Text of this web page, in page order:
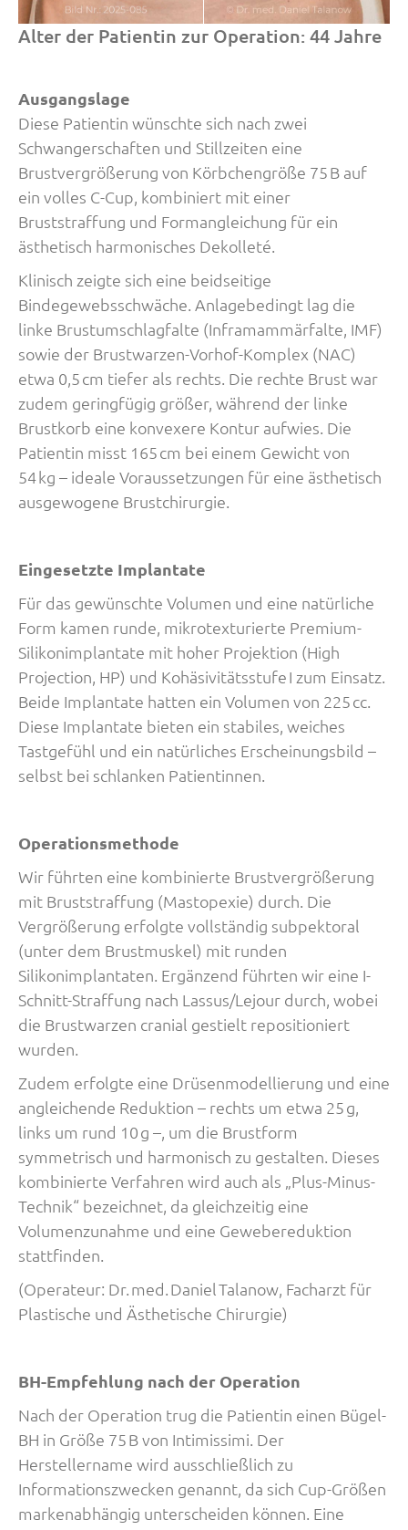
Alter der Patientin zur Operation: 44 Jahre
Ausgangslage
Diese Patientin wünschte sich nach zwei
Schwangerschaften und Stillzeiten eine
Brustvergrößerung von Körbchengröße 75 B auf
ein volles C-Cup, kombiniert mit einer
Bruststraffung und Formangleichung für ein
ästhetisch harmonisches Dekolleté.
Klinisch zeigte sich eine beidseitige
Bindegewebsschwäche. Anlagebedingt lag die
linke Brustumschlagfalte (Inframammärfalte, IMF)
sowie der Brustwarzen-Vorhof-Komplex (NAC)
etwa 0,5 cm tiefer als rechts. Die rechte Brust war
zudem geringfügig größer, während der linke
Brustkorb eine konvexere Kontur aufwies. Die
Patientin misst 165 cm bei einem Gewicht von
54 kg – ideale Voraussetzungen für eine ästhetisch
ausgewogene Brustchirurgie.
Eingesetzte Implantate
Für das gewünschte Volumen und eine natürliche
Form kamen runde, mikrotexturierte Premium-
Silikonimplantate mit hoher Projektion (High
Projection, HP) und Kohäsivitätsstufe I zum Einsatz.
Beide Implantate hatten ein Volumen von 225 cc.
Diese Implantate bieten ein stabiles, weiches
Tastgefühl und ein natürliches Erscheinungsbild –
selbst bei schlanken Patientinnen.
Operationsmethode
Wir führten eine kombinierte Brustvergrößerung
mit Bruststraffung (Mastopexie) durch. Die
Vergrößerung erfolgte vollständig subpektoral
(unter dem Brustmuskel) mit runden
Silikonimplantaten. Ergänzend führten wir eine I-
Schnitt-Straffung nach Lassus/Lejour durch, wobei
die Brustwarzen cranial gestielt repositioniert
wurden.
Zudem erfolgte eine Drüsenmodellierung und eine
angleichende Reduktion – rechts um etwa 25 g,
links um rund 10 g –, um die Brustform
symmetrisch und harmonisch zu gestalten. Dieses
kombinierte Verfahren wird auch als „Plus-Minus-
Technik“ bezeichnet, da gleichzeitig eine
Volumenzunahme und eine Gewebereduktion
stattfinden.
(Operateur: Dr. med. Daniel Talanow, Facharzt für
Plastische und Ästhetische Chirurgie)
BH-Empfehlung nach der Operation
Nach der Operation trug die Patientin einen Bügel-
BH in Größe 75 B von Intimissimi. Der
Herstellername wird ausschließlich zu
Informationszwecken genannt, da sich Cup-Größen
markenabhängig unterscheiden können. Eine